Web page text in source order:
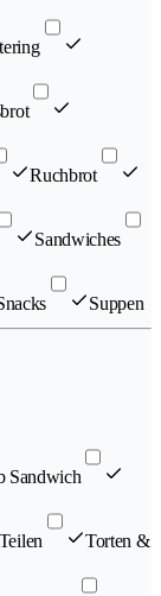
Ruchbrot
Sandwiches
Suppen
Sandwich
Torten &